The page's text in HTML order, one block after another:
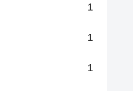
1
1
1